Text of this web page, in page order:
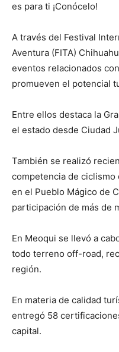
es para ti ¡Conócelo!
A través del Festival
Aventura (FITA)
eventos relacionados
promueven el potencial
Entre ellos destaca la
el estado desde Ciudad
También se realizó
competencia de ciclismo
en el Pueblo Mágico de
participación de más de
En Meoqui se llevó a
todo terreno off-road,
región.
En materia de calidad
entregó 58
capital.